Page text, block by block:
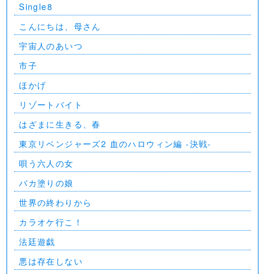
Single8
こんにちは、母さん
宇宙人のあいつ
市子
ほかげ
リゾートバイト
はざまに生きる、春
東京リベンジャーズ2 血のハロウィン編 -決戦-
唄う六人の女
バカ塗りの娘
世界の終わりから
カラオケ行こ！
法廷遊戯
悪は存在しない